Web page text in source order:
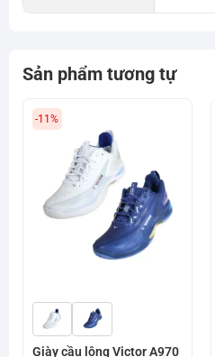
Sản phẩm tương tự
-11%
Giày cầu lông Victor A970